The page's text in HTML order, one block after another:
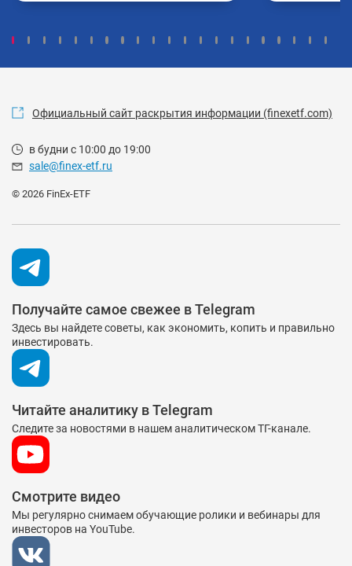
Официальный сайт раскрытия информации (finexetf.com)
в будни с 10:00 до 19:00
sale@finex-etf.ru
© 2026 FinEx-ETF
Получайте самое свежее в Telegram
Здесь вы найдете советы, как экономить, копить и правильно
инвестировать.
Читайте аналитику в Telegram
Следите за новостями в нашем аналитическом ТГ-канале.
Смотрите видео
Мы регулярно снимаем обучающие ролики и вебинары для
инвесторов на YouTube.